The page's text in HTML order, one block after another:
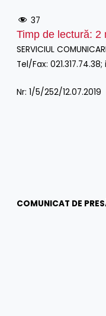
37
Timp de lectură: 2
SERVICIUL
Tel/Fax: 021.317.74.38;
Nr: 1/5/252/12.07.2019
COMUNICAT DE